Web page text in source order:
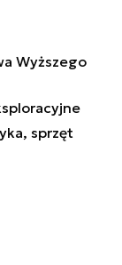
Wyższego
sprzęt